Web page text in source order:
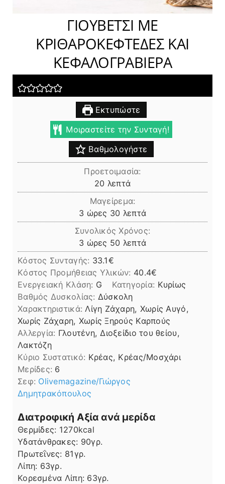
ΓΙΟΥΒΕΤΣΙ ΜΕ
ΚΡΙΘΑΡΟΚΕΦΤΕΔΕΣ ΚΑΙ
ΚΕΦΑΛΟΓΡΑΒΙΕΡΑ
Εκτυπώστε
Μοιραστείτε την Συνταγή!
Βαθμολογήστε
Προετοιμασία:
20 λεπτά
λεπτά
Μαγείρεμα:
3ώρες
ώρες 30 λεπτά
λεπτά
Συνολικός Χρόνος:
3ώρες
ώρες 50 λεπτά
λεπτά
Κόστος Συνταγής: 33.1€
Kόστος Προμήθειας Υλικών: 40.4
Ενεργειακή Κλάση: G Κατηγορία: Κυρίως
Βαθμός Δυσκολίας: Δύσκολη
Χαρακτηριστικά: Λίγη Ζάχαρη, Χωρίς Αυγό,
Χωρίς Ζάχαρη, Χωρίς Ξηρούς Καρπούς
Αλλεργία: Γλουτένη, Διοξείδιο του θείου,
Λακτόζη
Kύριο Συστατικό: Κρέας, Κρέας/Μοσχάρι
Μερίδες: 6
Σεφ: Οlivemagazine/Γιώργος
Δημητρακόπουλος
Διατροφική Αξία ανά μερίδα
Θερμίδες: 1270kcal
Υδατάνθρακες: 90γρ.
Πρωτεΐνες: 81γρ.
Λίπη
Λίπη: 63γρ.
Κορεσμένα Λίπη: 63γρ.